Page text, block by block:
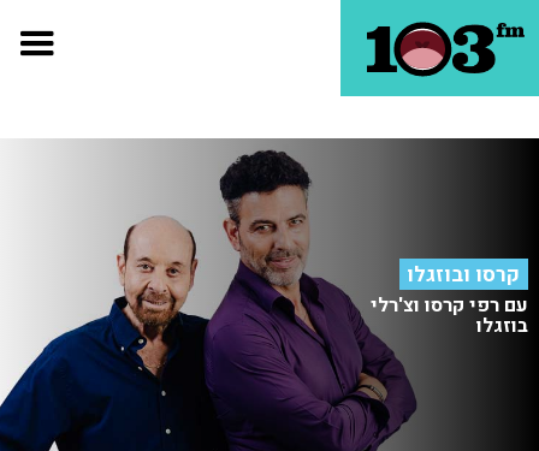
קרסו ובוזגלו
עם רפי קרסו וצ'רלי
בוזגלו